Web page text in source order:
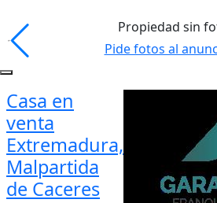
Propiedad sin
Pide fotos al
Casa en
venta
Extremadura,
Malpartida
de Caceres